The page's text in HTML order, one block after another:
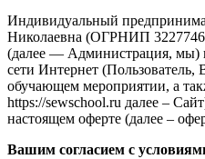
Индивидуальный
Николаевна (ОГРНИП
(далее — Администрация, мы)
сети Интернет (Пользователь,
обучающем мероприятии, а
https://sewschool.ru далее –
настоящем оферте (далее –
Вашим согласием с